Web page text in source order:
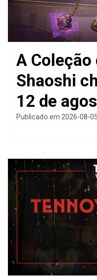
A
Shaoshi
12 de
Publicado em 2026-08-